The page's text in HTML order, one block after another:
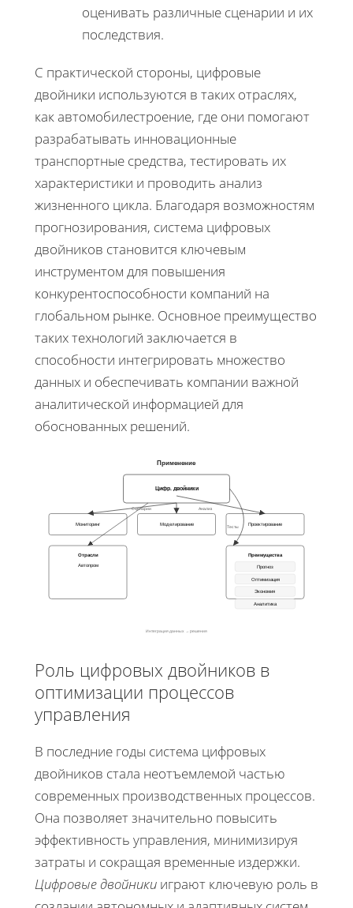
оценивать различные сценарии и их
последствия.
С практической стороны, цифровые
двойники используются в таких отраслях,
как автомобилестроение, где они помогают
разрабатывать инновационные
транспортные средства, тестировать их
характеристики и проводить анализ
жизненного цикла. Благодаря возможностям
прогнозирования, система цифровых
двойников становится ключевым
инструментом для повышения
конкурентоспособности компаний на
глобальном рынке. Основное преимущество
таких технологий заключается в
способности интегрировать множество
данных и обеспечивать компании важной
аналитической информацией для
обоснованных решений.
Применение
Цифр. двойники
Мониторинг Моделирование Проектирование
Отрасли
Автопром
Преимущества
Прогноз
Оптимизация
Экономия
Аналитика
Сценарии Анализ
Тесты
Интеграция данных → решения
Роль цифровых двойников в
оптимизации процессов
управления
В последние годы система цифровых
двойников стала неотъемлемой частью
современных производственных процессов.
Она позволяет значительно повысить
эффективность управления, минимизируя
затраты и сокращая временные издержки.
Цифровые двойники играют ключевую роль в